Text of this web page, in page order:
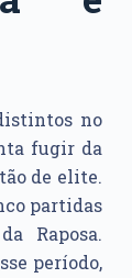
no
fugir da
de elite.
partidas
Raposa.
período,